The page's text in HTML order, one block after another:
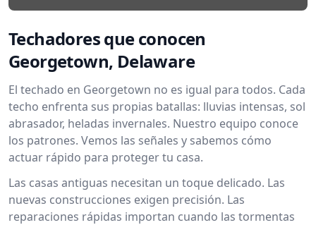
Techadores que conocen
Georgetown, Delaware
El techado en Georgetown no es igual para todos. Cada
techo enfrenta sus propias batallas: lluvias intensas, sol
abrasador, heladas invernales. Nuestro equipo conoce
los patrones. Vemos las señales y sabemos cómo
actuar rápido para proteger tu casa.
Las casas antiguas necesitan un toque delicado. Las
nuevas construcciones exigen precisión. Las
reparaciones rápidas importan cuando las tormentas